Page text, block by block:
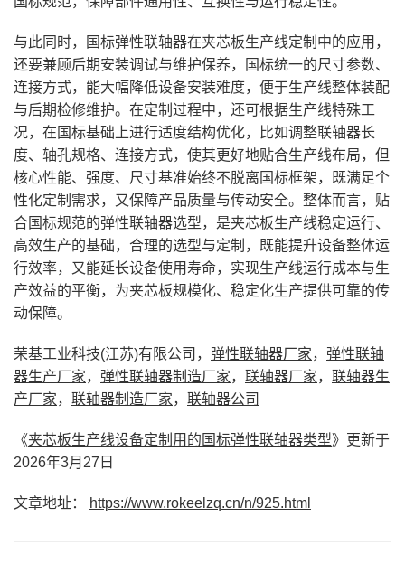
与此同时，国标弹性联轴器在夹芯板生产线定制中的应用，
还要兼顾后期安装调试与维护保养，国标统一的尺寸参数、
连接方式，能大幅降低设备安装难度，便于生产线整体装配
与后期检修维护。在定制过程中，还可根据生产线特殊工
况，在国标基础上进行适度结构优化，比如调整联轴器长
度、轴孔规格、连接方式，使其更好地贴合生产线布局，但
核心性能、强度、尺寸基准始终不脱离国标框架，既满足个
性化定制需求，又保障产品质量与传动安全。整体而言，贴
合国标规范的弹性联轴器选型，是夹芯板生产线稳定运行、
高效生产的基础，合理的选型与定制，既能提升设备整体运
行效率，又能延长设备使用寿命，实现生产线运行成本与生
产效益的平衡，为夹芯板规模化、稳定化生产提供可靠的传
动保障。
荣基工业科技(江苏)有限公司， 弹性联轴器厂家， 弹性联轴
器生产厂家， 弹性联轴器制造厂家， 联轴器厂家， 联轴器生
产厂家， 联轴器制造厂家， 联轴器公司
《夹芯板生产线设备定制用的国标弹性联轴器类型》更新于
2026年3月27日
文章地址： https://www.rokeelzq.cn/n/925.html